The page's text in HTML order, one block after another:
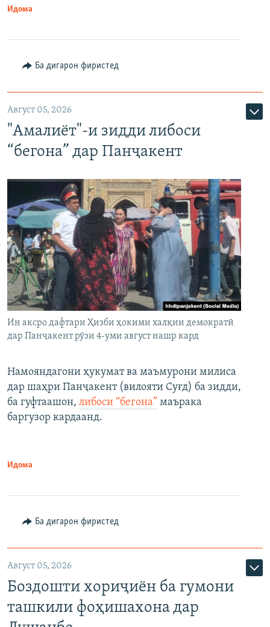
Идома
Ба дигарон фиристед
Август 05, 2026
"Амалиёт"-и зидди либоси
“бегона” дар Панҷакент
Ин аксро дафтари Ҳизби ҳокими халқии демократӣ
дар Панҷакент рӯзи 4-уми август нашр кард
Намояндагони ҳукумат ва маъмурони милиса
дар шаҳри Панҷакент (вилояти Суғд) ба зидди,
ба гуфтаашон, либоси “бегона” маърака
баргузор кардаанд.
Идома
Ба дигарон фиристед
Август 05, 2026
Боздошти хориҷиён ба гумони
ташкили фоҳишахона дар